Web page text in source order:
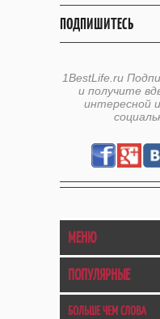
ПОДПИШИТЕСЬ
1BestLife.ru
и получите
интересной
МЕНЮ
ПОПУЛЯРНЫЕ
БОЛЬШЕ ЧЕМ СЛОВА